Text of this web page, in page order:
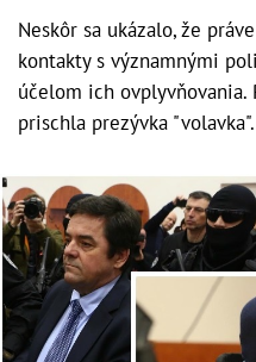
Neskôr sa ukázalo, že
kontakty s významnými
účelom ich ovplyvňovania.
prischla prezývka "volavka".